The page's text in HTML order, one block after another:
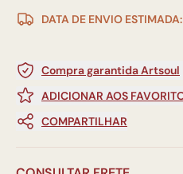
DATA DE ENVIO
Compra garantida Artsoul
ADICIONAR AOS
COMPARTILHAR